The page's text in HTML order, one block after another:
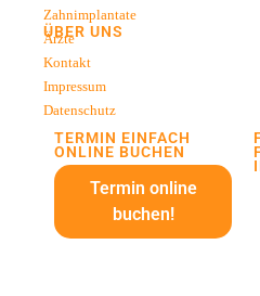
Zahnimplantate
ÜBER UNS
Ärzte
Kontakt
Impressum
Datenschutz
TERMIN EINFACH
ONLINE BUCHEN
Termin online
buchen!